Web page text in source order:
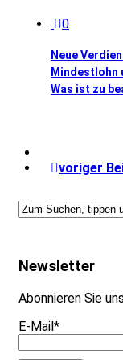
0
Neue
Mindestlohn
Was ist zu
voriger
Newsletter
Abonnieren Sie
E-Mail*